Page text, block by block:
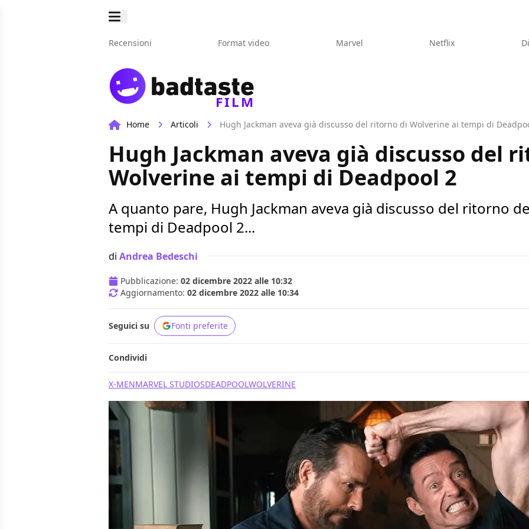
Recensioni Format video Marvel Netflix
FILM
Home Articoli Hugh Jackman aveva già discusso del ritorno di Wolverine ai tempi di
Hugh Jackman aveva già discusso del
Wolverine ai tempi di Deadpool 2
A quanto pare, Hugh Jackman aveva già discusso del ritorno
tempi di Deadpool 2...
di Andrea Bedeschi
Pubblicazione: 02 dicembre 2022 alle 10:32
Aggiornamento: 02 dicembre 2022 alle 10:34
Seguici su Fonti preferite
Condividi
X-MENMARVEL STUDIOSDEADPOOLWOLVERINE